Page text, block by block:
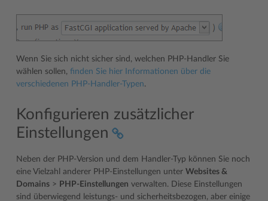
Wenn Sie sich nicht sicher sind, welchen PHP-Handler Sie
wählen sollen, finden Sie hier Informationen über die
verschiedenen PHP-Handler-Typen.
Konfigurieren zusätzlicher
Einstellungen
Neben der PHP-Version und dem Handler-Typ können Sie noch
eine Vielzahl anderer PHP-Einstellungen unter Websites &
Domains > PHP-Einstellungen verwalten. Diese Einstellungen
sind überwiegend leistungs- und sicherheitsbezogen, aber einige